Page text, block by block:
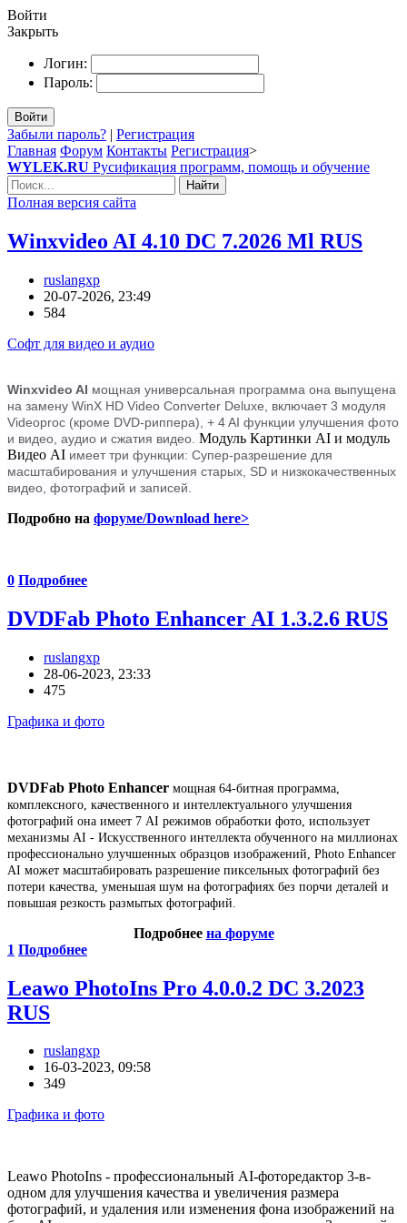
Войти
Закрыть
Логин:
Пароль:
Войти
Забыли пароль? | Регистрация
Главная Форум Контакты Регистрация>
WYLEK.RU Русификация программ, помощь и обучение
Найти
Полная версия сайта
Winxvideo AI 4.10 DC 7.2026 Ml RUS
ruslangxp
20-07-2026, 23:49
584
Софт для видео и аудио
Winxvideo AI мощная универсальная программа она выпущена
на замену WinX HD Video Converter Deluxe, включает 3 модуля
Videoproc (кроме DVD-риппера), + 4 AI функции улучшения фото
и видео, аудио и сжатия видео. Модуль Картинки AI и модуль
Видео AI имеет три функции: Супер-разрешение для
масштабирования и улучшения старых, SD и низкокачественных
видео, фотографий и записей.
Подробно на форуме/Download here>
0 Подробнее
DVDFab Photo Enhancer AI 1.3.2.6 RUS
ruslangxp
28-06-2023, 23:33
475
Графика и фото
DVDFab Photo Enhancer мощная 64-битная программа,
комплексного, качественного и интеллектуального улучшения
фотографий она имеет 7 AI режимов обработки фото, использует
механизмы AI - Искусственного интеллекта обученного на миллионах
профессионально улучшенных образцов изображений, Photo Enhancer
AI может масштабировать разрешение пиксельных фотографий без
потери качества, уменьшая шум на фотографиях без порчи деталей и
повышая резкость размытых фотографий.
Подробнее на форуме
1 Подробнее
Leawo PhotoIns Pro 4.0.0.2 DC 3.2023
RUS
ruslangxp
16-03-2023, 09:58
349
Графика и фото
Leawo PhotoIns - профессиональный AI-фоторедактор 3-в-
одном для улучшения качества и увеличения размера
фотографий, и удаления или изменения фона изображений на